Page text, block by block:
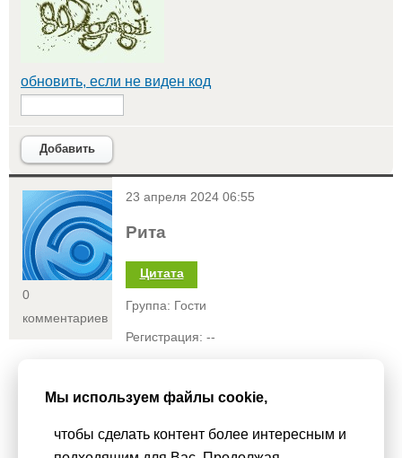
обновить, если не виден код
Добавить
<
0
комментариев
23 апреля 2024 06:55
Рита
Цитата
Группа: Гости
Регистрация: --
Хорошая песня 👍🏻
Мы используем файлы cookie,
чтобы сделать контент более интересным и